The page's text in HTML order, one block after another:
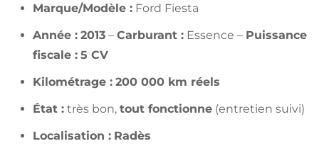
Marque/Modèle : Ford Fiesta
Année : 2013 – Carburant : Essence – Puissance
fiscale : 5 CV
Kilométrage : 200 000 km réels
État : très bon, tout fonctionne (entretien suivi)
Localisation : Radès